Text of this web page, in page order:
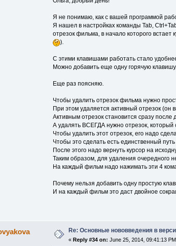
Я не понимаю, как с вашей программой
Я нашел в настройках команды Tab,
отрезок фильма, в начало которого
).
С этими клавишами работать стало
Можно добавить еще одну горячую
Еще раз поясняю.
Чтобы удалить отрезок фильма нужно
При этом удаляется активный отрезок
Активным отрезок становится сразу
А удалять ВСЕГДА нужно отрезок, который
Чтобы удалить этот отрезок, его надо
Чтобы это сделать есть единственный
После этого надо вернуть курсор на
Таким образом, для удаления очередного
На каждый фильм надо нажимать эти 4
Почему нельзя добавить одну простую
И на каждый фильм это даст двойное
Re: Основные нововведения в
«Reply #34 on: June 25, 2014, 09:41:13